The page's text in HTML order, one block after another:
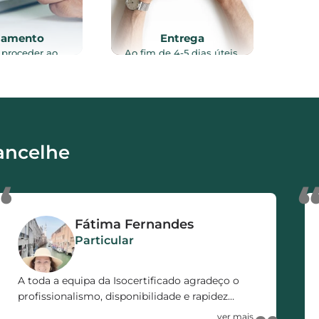
proceder ao
Entrega
Ao fim de 4-5 dias úteis,
Fátima Fernandes
Particular
A toda a equipa da Isocertificado agradeço o
profissionalismo, disponibilidade e rapidez
demonstrada no decorrer de todo o processo